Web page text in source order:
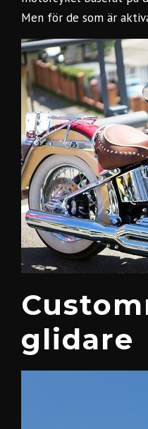
Men för de som är
glidare